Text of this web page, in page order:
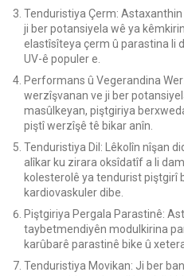
Tenduristiya Çerm:
ji ber potansiyela wê ya
elastîsîteya çerm û parastina li
UV-ê populer e.
Performans û Vegerandina
werzîşvanan ve ji ber
masûlkeyan, piştgiriya
piştî werzîşê tê bikar anîn.
Tenduristiya Dil: Lêkolîn nîşan
alîkar ku zirara oksîdatîf a li
kolesterolê ya tendurist piştgirî
kardiovaskuler dibe.
Piştgiriya Pergala Parastinê:
taybetmendiyên modulkirina
karûbarê parastinê bike û
Tenduristiya Movikan: Ji ber